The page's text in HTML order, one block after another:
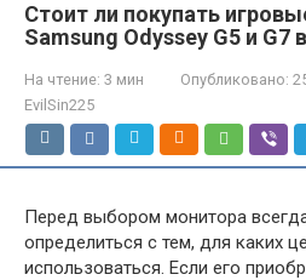
Стоит ли покупать
Samsung Odyssey G5 и G7
На чтение: 3 мин Опубликовано:
EvilSin225
Перед выбором монитора
определиться с тем, для каких
использоваться. Если его